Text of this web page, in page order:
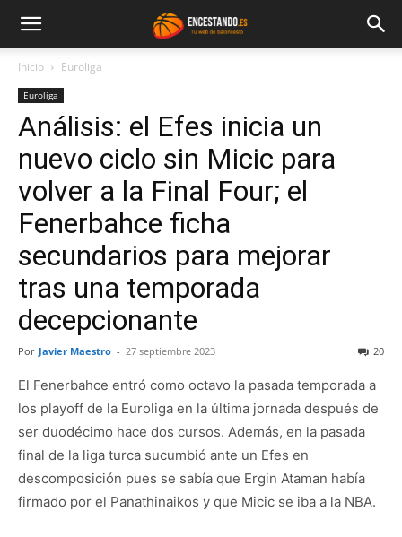
Inicio Euroliga
Euroliga
Análisis: el Efes inicia un
nuevo ciclo sin Micic para
volver a la Final Four; el
Fenerbahce ficha
secundarios para mejorar
tras una temporada
decepcionante
Por Javier Maestro - 27 septiembre 2023 20
El Fenerbahce entró como octavo la pasada temporada a
los playoff de la Euroliga en la última jornada después de
ser duodécimo hace dos cursos. Además, en la pasada
final de la liga turca sucumbió ante un Efes en
descomposición pues se sabía que Ergin Ataman había
firmado por el Panathinaikos y que Micic se iba a la NBA.